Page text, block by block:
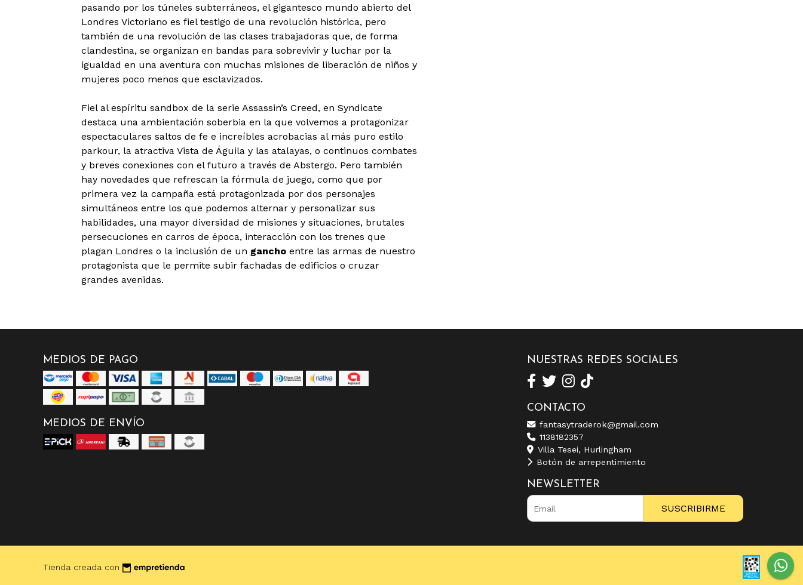
pasando por los túneles subterráneos, el gigantesco mundo abierto del
Londres Victoriano es fiel testigo de una revolución histórica, pero
también de una revolución de las clases trabajadoras que, de forma
clandestina, se organizan en bandas para sobrevivir y luchar por la
igualdad en una aventura con muchas misiones de liberación de niños y
mujeres poco menos que esclavizados.
Fiel al espíritu sandbox de la serie Assassin’s Creed, en Syndicate
destaca una ambientación soberbia en la que volvemos a protagonizar
espectaculares saltos de fe e increíbles acrobacias al más puro estilo
parkour, la atractiva Vista de Águila y las atalayas, o continuos combates
y breves conexiones con el futuro a través de Abstergo. Pero también
hay novedades que refrescan la fórmula de juego, como que por
primera vez la campaña está protagonizada por dos personajes
simultáneos entre los que podemos alternar y personalizar sus
habilidades, una mayor diversidad de misiones y situaciones, brutales
persecuciones en carros de época, interacción con los trenes que
plagan Londres o la inclusión de un ganchoentre las armas de nuestro
protagonista que le permite subir fachadas de edificios o cruzar
grandes avenidas.
MEDIOS DE PAGO
MEDIOS DE ENVÍO
NUESTRAS REDES SOCIALES
CONTACTO
fantasytraderok@gmail.com
1138182357
Villa Tesei, Hurlingham
Botón de arrepentimiento
NEWSLETTER
SUSCRIBIRME
Tienda creada con